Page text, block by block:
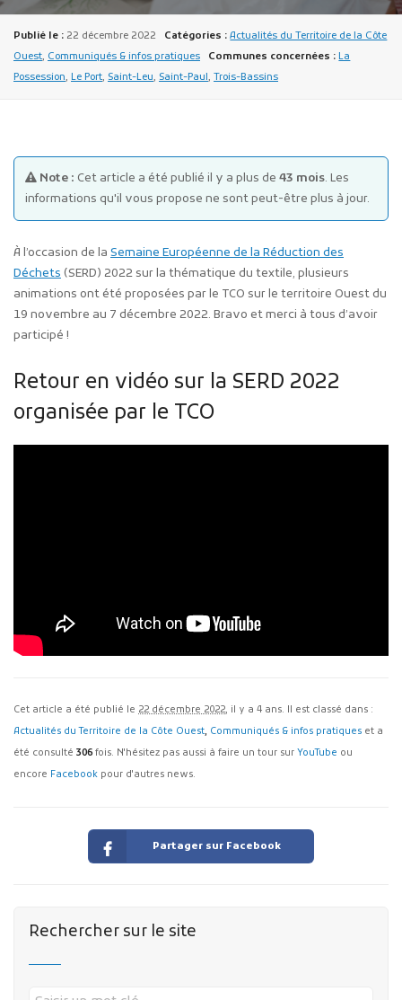
Publicité des actes
Marchés publics
Projets financés par l'Europe
Plans d'accès
Publié le : 22 décembre 2022 Catégories : Actualités du Territoire de la Côte
Ouest, Communiqués & infos pratiques Communes concernées : La
Possession, Le Port, Saint-Leu, Saint-Paul, Trois-Bassins
Note : Cet article a été publié il y a plus de 43 mois. Les
informations qu'il vous propose ne sont peut-être plus à jour.
À l’occasion de la Semaine Européenne de la Réduction des
Déchets (SERD) 2022 sur la thématique du textile, plusieurs
animations ont été proposées par le TCO sur le territoire Ouest du
19 novembre au 7 décembre 2022. Bravo et merci à tous d’avoir
participé !
Retour en vidéo sur la SERD 2022
organisée par le TCO
Cet article a été publié le 22 décembre 2022, il y a 4 ans. Il est classé dans :
Actualités du Territoire de la Côte Ouest, Communiqués & infos pratiques et a
été consulté 306fois. N'hésitez pas aussi à faire un tour sur YouTube ou
encore Facebook pour d'autres news.
Partager sur Facebook
Rechercher sur le site